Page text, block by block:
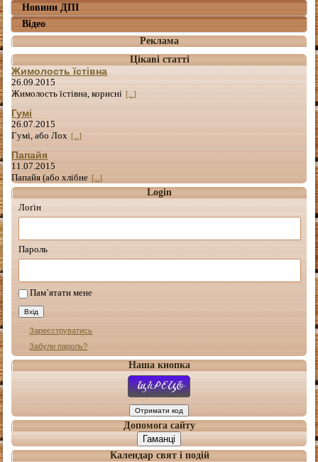
Новини ДПІ
Відео
Реклама
Цікаві статті
Жимолость їстівна
26.09.2015
Жимолость їстівна, корисні [...]
Гумі
26.07.2015
Гумі, або Лох [...]
Папайя
11.07.2015
Папайя (або хлібне [...]
Login
Лоґін
Пароль
Пам`ятати мене
Зареєструватись
Забули пароль?
Наша кнопка
Допомога сайту
Гаманці
Календар свят і подій